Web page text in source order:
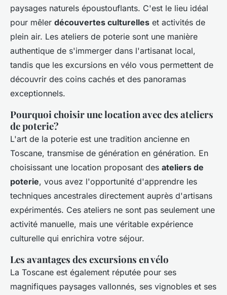
paysages naturels époustouflants. C'est le lieu idéal
pour mêler découvertes culturelles et activités de
plein air. Les ateliers de poterie sont une manière
authentique de s'immerger dans l'artisanat local,
tandis que les excursions en vélo vous permettent de
découvrir des coins cachés et des panoramas
exceptionnels.
Pourquoi choisir une location avec des ateliers
de poterie?
L'art de la poterie est une tradition ancienne en
Toscane, transmise de génération en génération. En
choisissant une location proposant des ateliers de
poterie, vous avez l'opportunité d'apprendre les
techniques ancestrales directement auprès d'artisans
expérimentés. Ces ateliers ne sont pas seulement une
activité manuelle, mais une véritable expérience
culturelle qui enrichira votre séjour.
Les avantages des excursions en vélo
La Toscane est également réputée pour ses
magnifiques paysages vallonnés, ses vignobles et ses